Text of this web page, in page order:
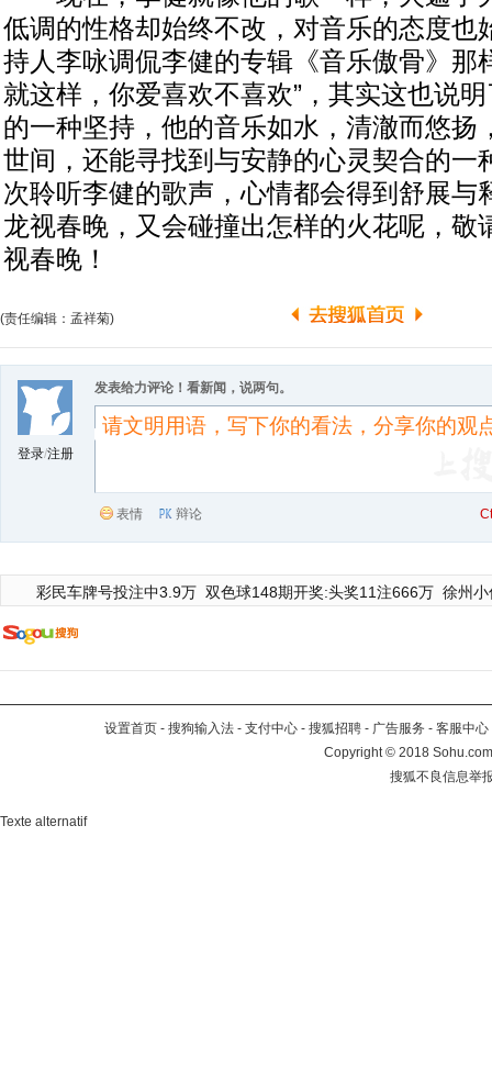
低调的性格却始终不改，对音乐的态度也
持人李咏调侃李健的专辑《音乐傲骨》那
就这样，你爱喜欢不喜欢”，其实这也说
的一种坚持，他的音乐如水，清澈而悠扬
世间，还能寻找到与安静的心灵契合的一
次聆听李健的歌声，心情都会得到舒展与
龙视春晚，又会碰撞出怎样的火花呢，敬
视春晚！
(责任编辑：孟祥菊)
登录/注册
发表给力评论！看新闻，说两句。
表情 辩论
彩民车牌号投注中3.9万 双色球148期开奖:头奖11注666万 徐州
设置首页 - 搜狗输入法 - 支付中心 - 搜狐招聘 - 广告服务 - 客服中心
Copyright©2018
搜狐不良信息举
Texte alternatif